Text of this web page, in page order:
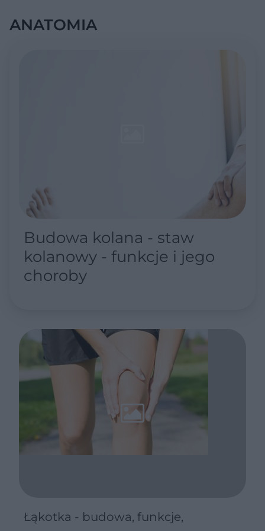
ANATOMIA
Budowa kolana - staw
kolanowy - funkcje i jego
choroby
Łąkotka - budowa, funkcje,